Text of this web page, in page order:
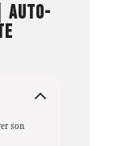
AUTO-
son